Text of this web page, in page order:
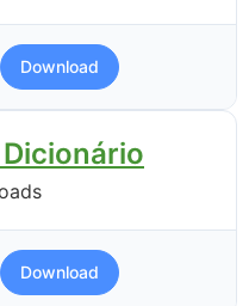
Download
Download